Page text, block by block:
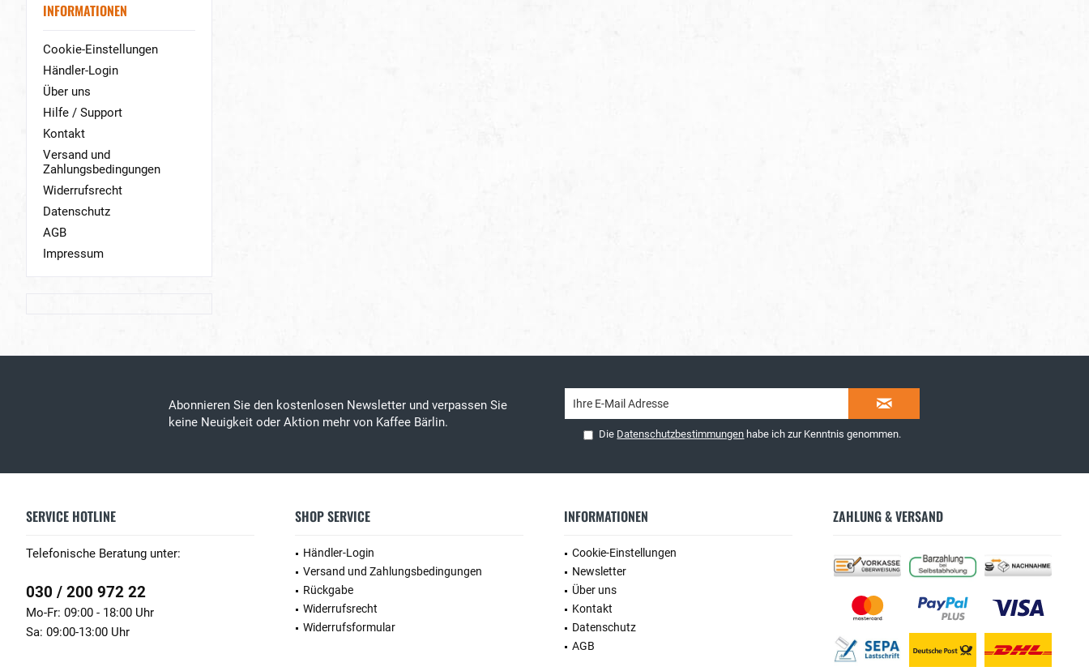
INFORMATIONEN
Cookie-Einstellungen
Händler-Login
Über uns
Hilfe / Support
Kontakt
Versand und
Zahlungsbedingungen
Widerrufsrecht
Datenschutz
AGB
Impressum
Abonnieren Sie den kostenlosen Newsletter und verpassen Sie
keine Neuigkeit oder Aktion mehr von Kaffee Bärlin.
Die Datenschutzbestimmungen habe ich zur Kenntnis genommen.
SERVICE HOTLINE
Telefonische Beratung unter:
030 / 200 972 22
Mo-Fr: 09:00 - 18:00 Uhr
Sa: 09:00-13:00 Uhr
SHOP SERVICE
Händler-Login
Versand und Zahlungsbedingungen
Rückgabe
Widerrufsrecht
Widerrufsformular
INFORMATIONEN
Cookie-Einstellungen
Newsletter
Über uns
Kontakt
Datenschutz
AGB
ZAHLUNG & VERSAND